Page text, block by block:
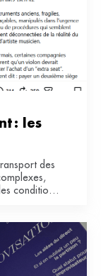
: les
des
conditions